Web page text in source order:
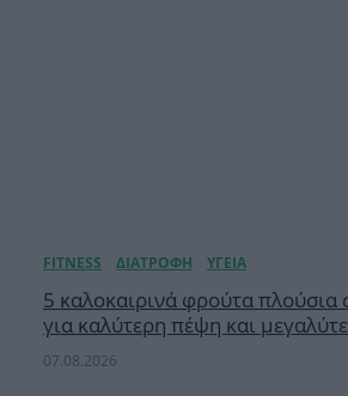
5 καλοκαιρινά φρούτα πλούσια
για καλύτερη πέψη και
07.08.2026